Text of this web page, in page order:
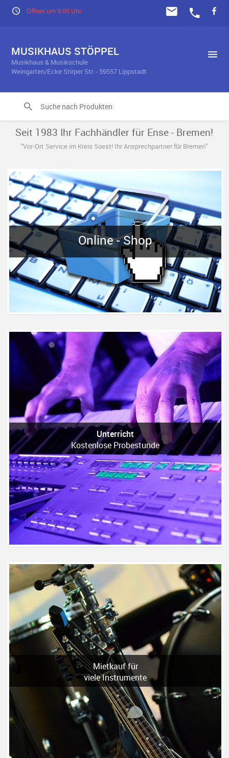
Öffnet um 9:00 Uhr
MUSIKHAUS STÖPPEL
Musikhaus & Musikschule
Weingarten/Ecke Stirper Str. - 59557 Lippstadt
Seit 1983 Ihr Fachhändler für Ense - Bremen!
"Vor-Ort Service im Kreis Soest! Ihr Ansprechpartner für Bremen"
Online - Shop
Unterricht
Kostenlose Probestunde
Mietkauf für
viele Instrumente